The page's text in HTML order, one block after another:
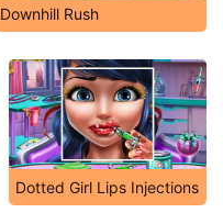
Downhill Rush
Dotted Girl Lips Injections